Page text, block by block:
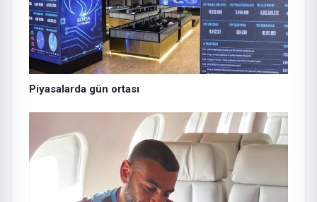
Piyasalarda gün ortası